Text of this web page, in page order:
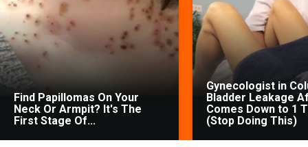
Find Papillomas On Your
Neck Or Armpit? It's The
First Stage Of...
Gynecologist in
Bladder Leakage
Comes Down to 1
(Stop Doing This)